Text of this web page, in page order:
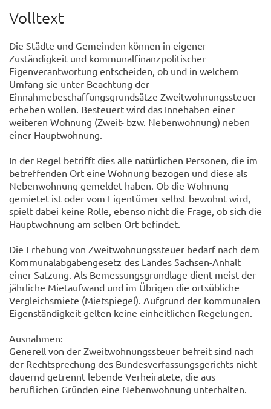
Volltext
Die Städte und Gemeinden können in eigener
Zuständigkeit und kommunalfinanzpolitischer
Eigenverantwortung entscheiden, ob und in welchem
Umfang sie unter Beachtung der
Einnahmebeschaffungsgrundsätze Zweitwohnungssteuer
erheben wollen. Besteuert wird das Innehaben einer
weiteren Wohnung (Zweit- bzw. Nebenwohnung) neben
einer Hauptwohnung.
In der Regel betrifft dies alle natürlichen Personen, die im
betreffenden Ort eine Wohnung bezogen und diese als
Nebenwohnung gemeldet haben. Ob die Wohnung
gemietet ist oder vom Eigentümer selbst bewohnt wird,
spielt dabei keine Rolle, ebenso nicht die Frage, ob sich die
Hauptwohnung am selben Ort befindet.
Die Erhebung von Zweitwohnungssteuer bedarf nach dem
Kommunalabgabengesetz des Landes Sachsen-Anhalt
einer Satzung. Als Bemessungsgrundlage dient meist der
jährliche Mietaufwand und im Übrigen die ortsübliche
Vergleichsmiete (Mietspiegel). Aufgrund der kommunalen
Eigenständigkeit gelten keine einheitlichen Regelungen.
Ausnahmen:
Generell von der Zweitwohnungssteuer befreit sind nach
der Rechtsprechung des Bundesverfassungsgerichts nicht
dauernd getrennt lebende Verheiratete, die aus
beruflichen Gründen eine Nebenwohnung unterhalten.